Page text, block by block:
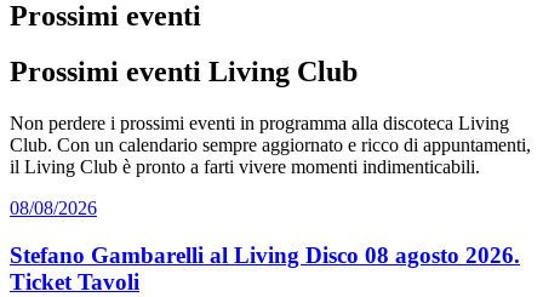
Prossimi eventi
Prossimi eventi Living Club
Non perdere i prossimi eventi in programma alla discoteca Living
Club. Con un calendario sempre aggiornato e ricco di appuntamenti,
il Living Club è pronto a farti vivere momenti indimenticabili.
08/08/2026
Stefano Gambarelli al Living Disco 08 agosto 2026.
Ticket Tavoli